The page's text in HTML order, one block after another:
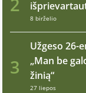
8 birželio
3
Užgeso 26-
„Man be
žinią“
27 liepos